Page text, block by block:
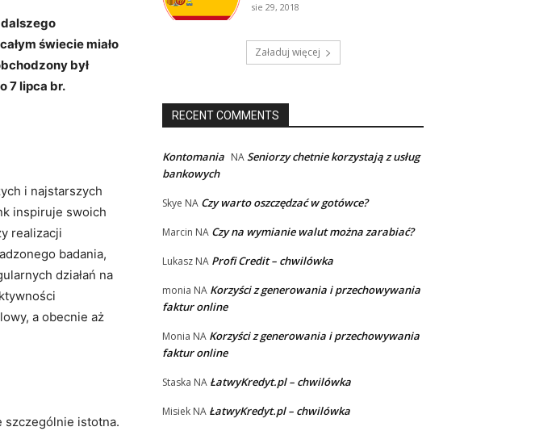
świecie miało
był
7 lipca br.
i najstarszych
inspiruje swoich
realizacji
badania,
działań na
a obecnie aż
szczególnie istotna.
sie 29, 2018
Załaduj więcej
RECENT COMMENTS
Kontomania NASeniorzy chetnie korzystają z usług
bankowych
Skye NA Czy warto oszczędzać w gotówce?
Marcin NA Czy na wymianie walut można zarabiać?
Lukasz NA Profi Credit – chwilówka
monia NA Korzyści z generowania i przechowywania
faktur online
Monia NA Korzyści z generowania i przechowywania
faktur online
Staska NA ŁatwyKredyt.pl – chwilówka
Misiek NA ŁatwyKredyt.pl – chwilówka